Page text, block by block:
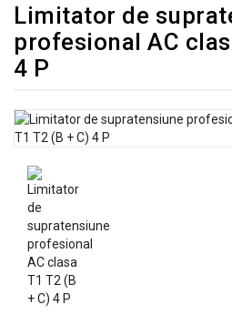
INVERTOARE
UPS
STABILIZATOARE
DE
TENSIUNE
CASA
GRADINA
SCULE
ECHIPAMENTE
Limitator de
profesional AC
4 P